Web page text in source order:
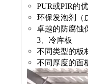
PUR或PIR的
环保发泡剂（
卓越的防腐蚀
3、冷库板
不同类型的板
不同厚度的面